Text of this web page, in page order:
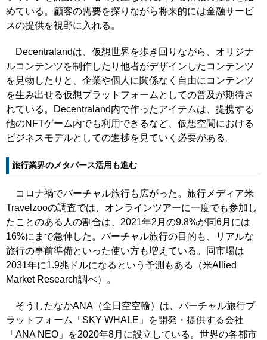
めている。顧客の需要を探りながら将来的には金融サービ
スの提供を視野に入れる。
Decentralandは、仮想世界を歩き回りながら、オリジナ
ルコンテンツを制作したり他者がデザインしたコンテンツ
を見物したりと、企業や個人に関係なく自由にコンテンツ
を生み出せる仮想プラットフォームとしての普及が期待さ
れている。Decentraland内で作ったアイテムは、提携する
他のNFTゲーム内でも利用できるなど、仮想空間における
ビジネスモデルとしての進捗を見ていく必要がある。
旅行業界のメタバース活用も進む
コロナ禍でバーチャル旅行も広がった。旅行メディア米
Travelzooの調査では、オンラインツアーに一度でも参加し
たことのある人の割合は、2021年2月の9.8%が同6月には
16%にまで急伸した。バーチャル旅行の目的も、リアルな
旅行の事前準備といった使い方も増えている。同市場は
2031年に1.9兆ドルになるという予測もある（米Allied
Market Research調べ）。
そうしたなかANA（全日空空輸）は、バーチャル旅行プ
ラットフォーム「SKY WHALE」を開発・提供する会社
「ANA NEO」を2020年8月に設立している。世界の各都市